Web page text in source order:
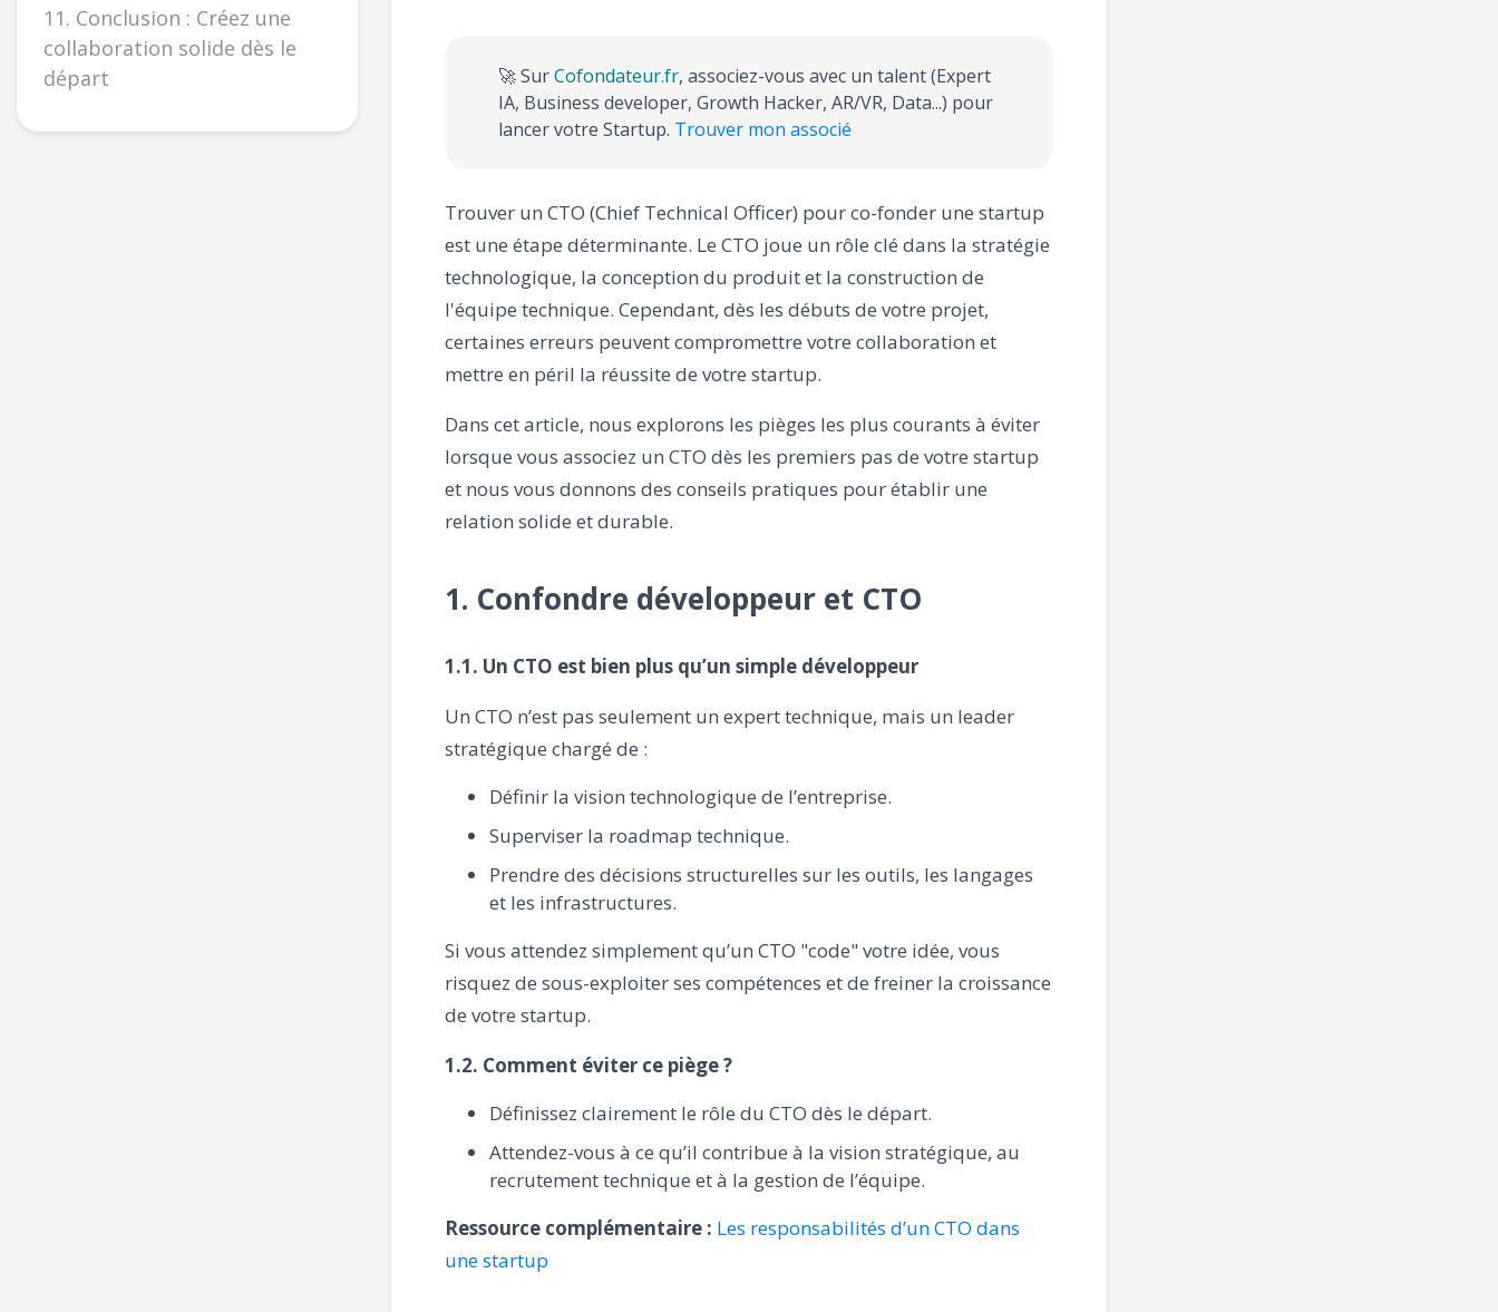
11. Conclusion : Créez une
collaboration solide dès le
départ
🚀 SurCofondateur.fr, associez-vous avec un talent (Expert
IA, Business developer, Growth Hacker, AR/VR, Data...) pour
lancer votre Startup. Trouver mon associé
Trouver un CTO (Chief Technical Officer) pour co-fonder une startup
est une étape déterminante. Le CTO joue un rôle clé dans la stratégie
technologique, la conception du produit et la construction de
l'équipe technique. Cependant, dès les débuts de votre projet,
certaines erreurs peuvent compromettre votre collaboration et
mettre en péril la réussite de votre startup.
Dans cet article, nous explorons les pièges les plus courants à éviter
lorsque vous associez un CTO dès les premiers pas de votre startup
et nous vous donnons des conseils pratiques pour établir une
relation solide et durable.
1. Confondre développeur et CTO
1.1. Un CTO est bien plus qu’un simple développeur
Un CTO n’est pas seulement un expert technique, mais un leader
stratégique chargé de :
Définir la vision technologique de l’entreprise.
Superviser la roadmap technique.
Prendre des décisions structurelles sur les outils, les langages
et les infrastructures.
Si vous attendez simplement qu’un CTO "code" votre idée, vous
risquez de sous-exploiter ses compétences et de freiner la croissance
de votre startup.
1.2. Comment éviter ce piège ?
Définissez clairement le rôle du CTO dès le départ.
Attendez-vous à ce qu’il contribue à la vision stratégique, au
recrutement technique et à la gestion de l’équipe.
Ressource complémentaire : Les responsabilités d’un CTO dans
une startup